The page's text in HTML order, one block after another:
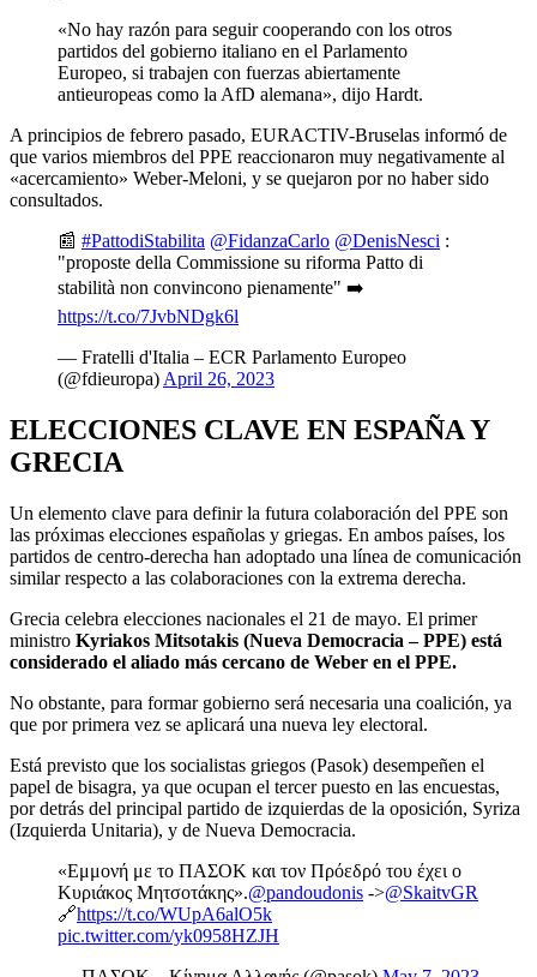
«No hay razón para seguir cooperando con los otros
partidos del gobierno italiano en el Parlamento
Europeo, si trabajen con fuerzas abiertamente
antieuropeas como la AfD alemana», dijo Hardt.
A principios de febrero pasado, EURACTIV-Bruselas informó de
que varios miembros del PPE reaccionaron muy negativamente al
«acercamiento» Weber-Meloni, y se quejaron por no haber sido
consultados.
📰 #PattodiStabilita @FidanzaCarlo @DenisNesci :
"proposte della Commissione su riforma Patto di
stabilità non convincono pienamente" ➡️
https://t.co/7JvbNDgk6l
— Fratelli d'Italia – ECR Parlamento Europeo
(@fdieuropa) April 26, 2023
ELECCIONES CLAVE EN ESPAÑA Y
GRECIA
Un elemento clave para definir la futura colaboración del PPE son
las próximas elecciones españolas y griegas. En ambos países, los
partidos de centro-derecha han adoptado una línea de comunicación
similar respecto a las colaboraciones con la extrema derecha.
Grecia celebra elecciones nacionales el 21 de mayo. El primer
ministro Kyriakos Mitsotakis (Nueva Democracia – PPE) está
considerado el aliado más cercano de Weber en el PPE.
No obstante, para formar gobierno será necesaria una coalición, ya
que por primera vez se aplicará una nueva ley electoral.
Está previsto que los socialistas griegos (Pasok) desempeñen el
papel de bisagra, ya que ocupan el tercer puesto en las encuestas,
por detrás del principal partido de izquierdas de la oposición, Syriza
(Izquierda Unitaria), y de Nueva Democracia.
«Εμμονή με το ΠΑΣΟΚ και τον Πρόεδρό του έχει ο
Κυριάκος Μητσοτάκης».@pandoudonis ->@SkaitvGR
🔗https://t.co/WUpA6alO5k
pic.twitter.com/yk0958HZJH